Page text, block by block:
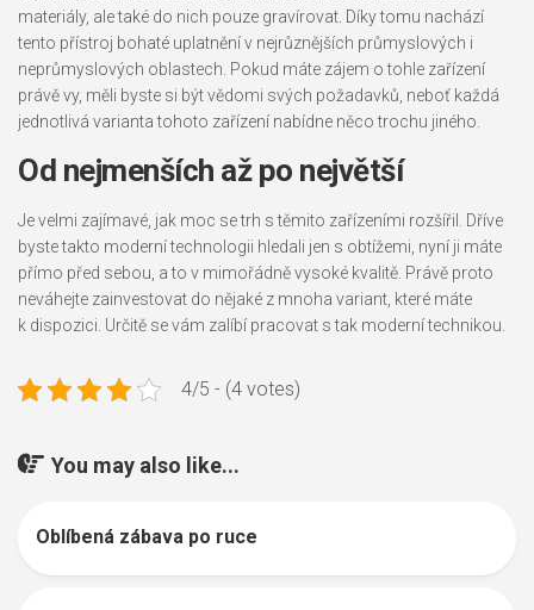
materiály, ale také do nich pouze gravírovat. Díky tomu nachází
tento přístroj bohaté uplatnění v nejrůznějších průmyslových i
neprůmyslových oblastech. Pokud máte zájem o tohle zařízení
právě vy, měli byste si být vědomi svých požadavků, neboť každá
jednotlivá varianta tohoto zařízení nabídne něco trochu jiného.
Od nejmenších až po největší
Je velmi zajímavé, jak moc se trh s těmito zařízeními rozšířil. Dříve
byste takto moderní technologii hledali jen s obtížemi, nyní ji máte
přímo před sebou, a to v mimořádně vysoké kvalitě. Právě proto
neváhejte zainvestovat do nějaké z mnoha variant, které máte
k dispozici. Určitě se vám zalíbí pracovat s tak moderní technikou.
4/5 - (4 votes)
You may also like...
Oblíbená zábava po ruce